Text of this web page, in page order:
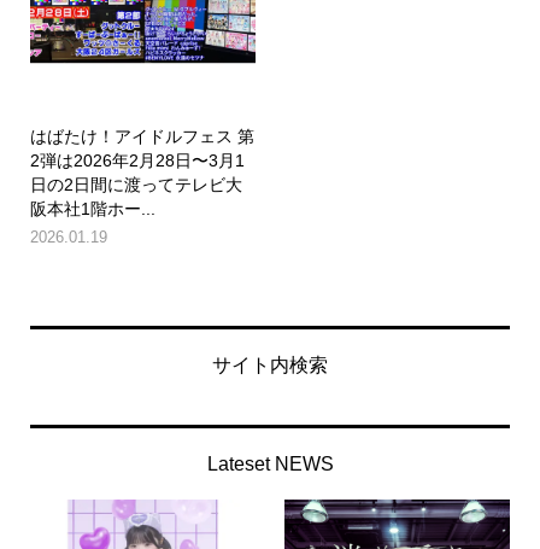
はばたけ！アイドルフェス 第
2弾は2026年2月28日〜3月1
日の2日間に渡ってテレビ大
阪本社1階ホー...
2026.01.19
サイト内検索
Lateset NEWS